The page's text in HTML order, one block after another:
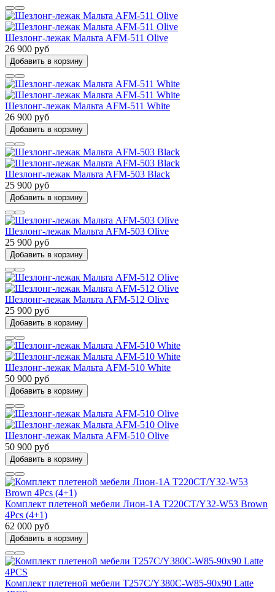
Шезлонг-лежак Мальта AFM-511 Olive
26 900 руб
Добавить в корзину
Шезлонг-лежак Мальта AFM-511 White
26 900 руб
Добавить в корзину
Шезлонг-лежак Мальта AFM-503 Black
25 900 руб
Добавить в корзину
Шезлонг-лежак Мальта AFM-503 Olive
25 900 руб
Добавить в корзину
Шезлонг-лежак Мальта AFM-512 Olive
25 900 руб
Добавить в корзину
Шезлонг-лежак Мальта AFM-510 White
50 900 руб
Добавить в корзину
Шезлонг-лежак Мальта AFM-510 Olive
50 900 руб
Добавить в корзину
Комплект плетеной мебели Лион-1A T220CT/Y32-W53 Brown
4Pcs (4+1)
62 000 руб
Добавить в корзину
Комплект плетеной мебели T257C/Y380C-W85-90x90 Latte